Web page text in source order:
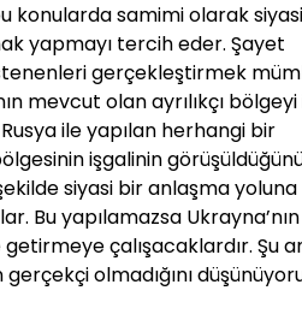
konularda samimi olarak
yapmayı tercih eder. Şayet
gerçekleştirmek
mevcut olan ayrılıkçı
ile yapılan herhangi bir
işgalinin
siyasi bir anlaşma yoluna
Bu yapılamazsa Ukrayna’nın
çalışacaklardır. Şu
gerçekçi olmadığını